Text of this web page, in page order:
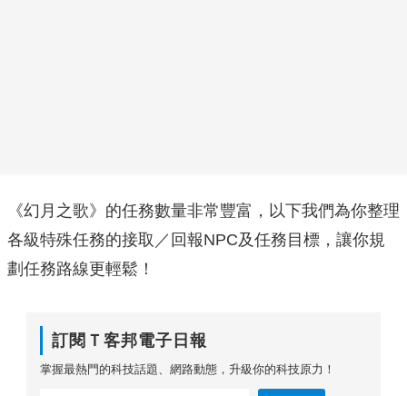
《幻月之歌》的任務數量非常豐富，以下我們為你整理
各級特殊任務的接取／回報NPC及任務目標，讓你規
劃任務路線更輕鬆！
訂閱Ｔ客邦電子日報
掌握最熱門的科技話題、網路動態，升級你的科技原力！